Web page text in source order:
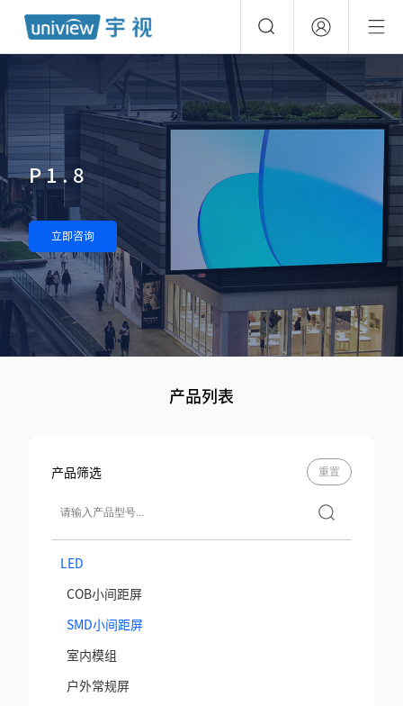
P1.8
立即咨询
产品列表
产品筛选 重置
LED
COB小间距屏
SMD小间距屏
室内模组
户外常规屏